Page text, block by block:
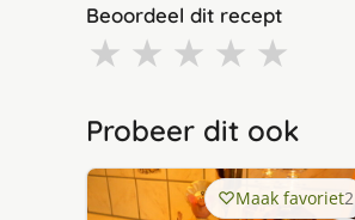
Beoordeel dit recept
★ ★ ★ ★ ★
Probeer dit ook
Maak favoriet2